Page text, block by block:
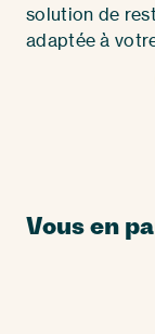
solution de
adaptée à
Vous en